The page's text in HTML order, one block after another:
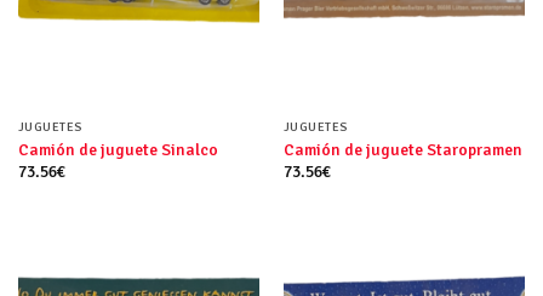
JUGUETES
Camión de juguete Sinalco
73.56€
JUGUETES
Camión de juguete Staropramen
73.56€